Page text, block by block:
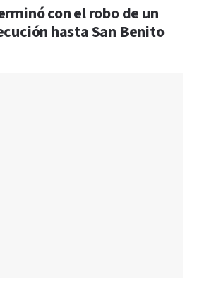
con el robo de un
hasta San Benito